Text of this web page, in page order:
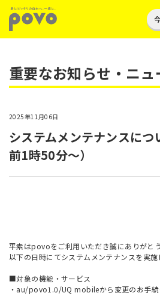
重要なお知らせ・ニュ
2025年11月06日
システムメンテナンスに
前1時50分～）
平素はpovoをご利用いただき誠にありがとう
以下の日時にてシステムメンテナンスを実施
■対象の機能・サービス
・au/povo1.0/UQ mobileから変更のお手続